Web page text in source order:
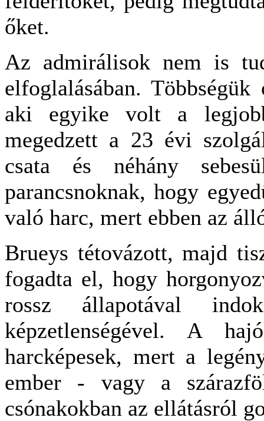
őket.
Az admirálisok nem is
elfoglalásában.
aki egyike volt a
megedzett a 23 évi
csata és néhány
parancsnoknak, hogy
való harc, mert ebben az
Brueys tétovázott, majd
fogadta el, hogy
rossz állapotával
képzetlenségével. A
harcképesek, mert a
ember - vagy a
csónakokban az ellátásról